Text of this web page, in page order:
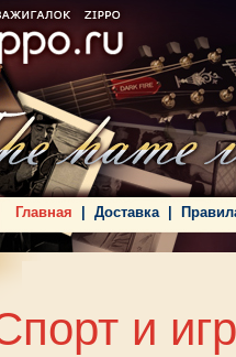
Главная Доставка
и